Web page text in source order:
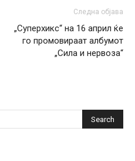
Следна објава
„Суперхикс“ на 16 април ќе
го промовираат албумот
„Сила и нервоза“